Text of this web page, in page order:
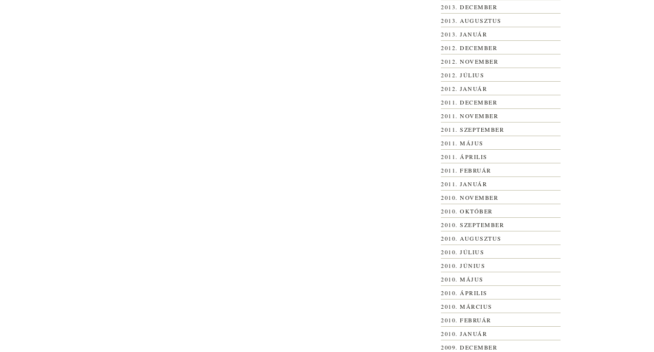
2013. DECEMBER
2013. AUGUSZTUS
2013. JANUÁR
2012. DECEMBER
2012. NOVEMBER
2012. JÚLIUS
2012. JANUÁR
2011. DECEMBER
2011. NOVEMBER
2011. SZEPTEMBER
2011. MÁJUS
2011. ÁPRILIS
2011. FEBRUÁR
2011. JANUÁR
2010. NOVEMBER
2010. OKTÓBER
2010. SZEPTEMBER
2010. AUGUSZTUS
2010. JÚLIUS
2010. JÚNIUS
2010. MÁJUS
2010. ÁPRILIS
2010. MÁRCIUS
2010. FEBRUÁR
2010. JANUÁR
2009. DECEMBER